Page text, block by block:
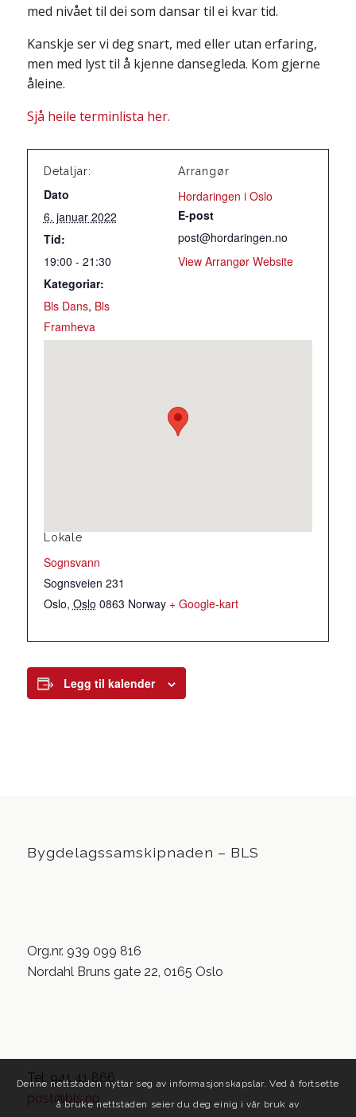
med nivået til dei som dansar til ei kvar tid.
Kanskje ser vi deg snart, med eller utan erfaring,
men med lyst til å kjenne dansegleda. Kom gjerne
åleine.
Sjå heile terminlista her.
Detaljar:
Dato
6. januar 2022
Tid:
19:00 - 21:30
Kategoriar:
Bls Dans, Bls
Framheva
Arrangør
Hordaringen i Oslo
E-post
post@hordaringen.no
View Arrangør Website
Lokale
Sognsvann
Sognsveien 231
Oslo, Oslo 0863 Norway + Google-kart
Legg til kalender
Bygdelagssamskipnaden – BLS
Org.nr. 939 099 816
Nordahl Bruns gate 22, 0165 Oslo
Tel: 941 41 866
post@bls.no
Denne nettstaden nyttar seg av informasjonskapslar. Ved å fortsette
å bruke nettstaden seier du deg einig i vår bruk av